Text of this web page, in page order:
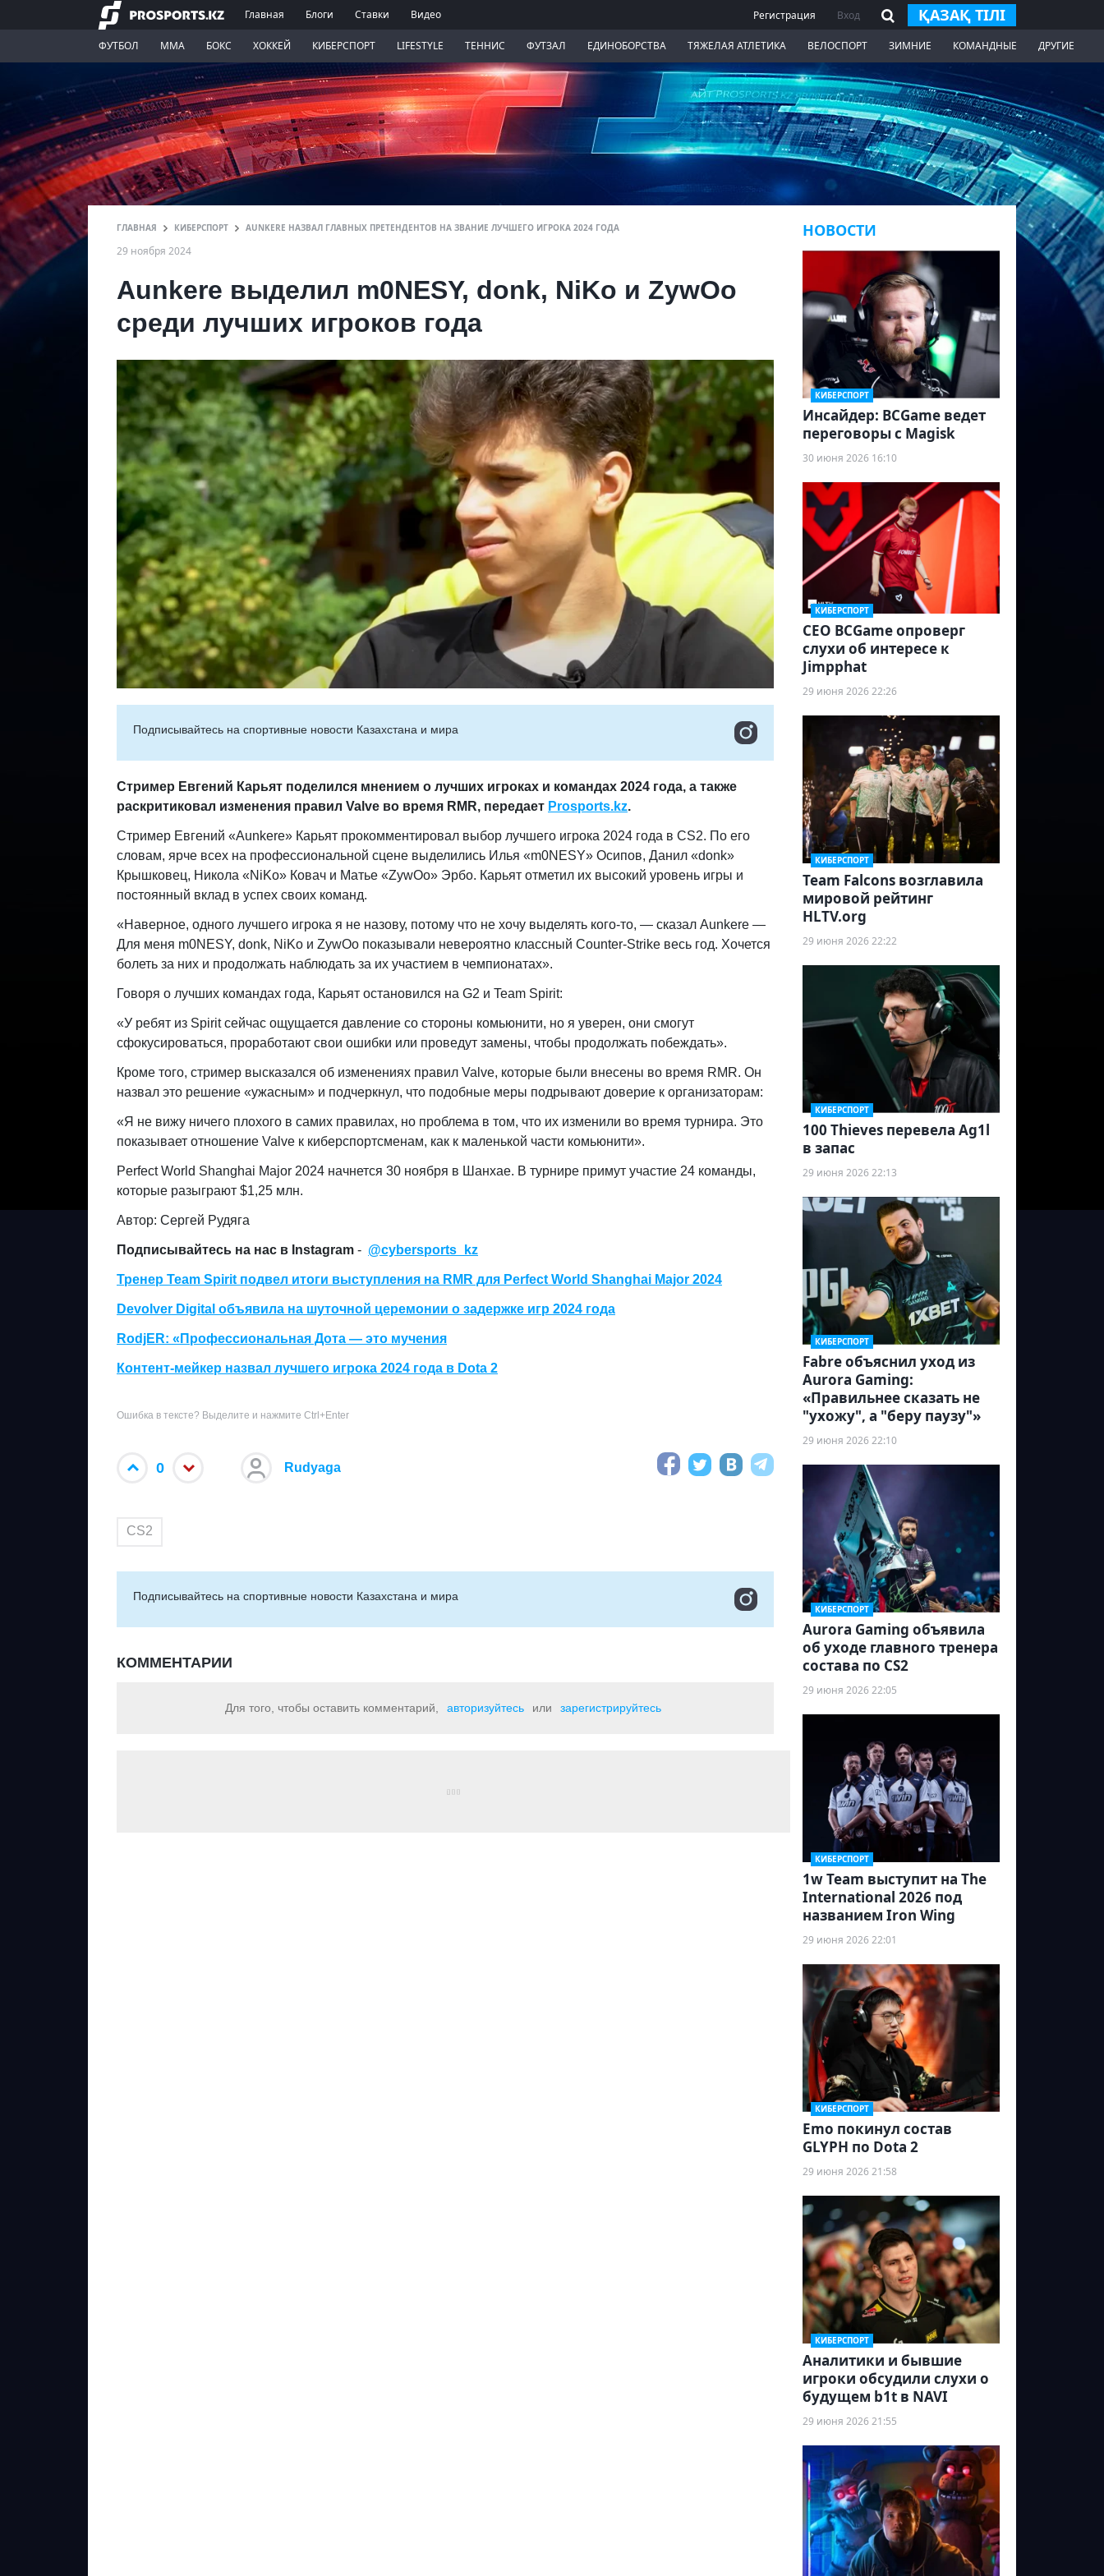
Главная Блоги Ставки Видео Регистрация Вход ҚАЗАҚ ТІЛІ
ФУТБОЛ ММА БОКС ХОККЕЙ КИБЕРСПОРТ LIFESTYLE ТЕННИС ФУТЗАЛ ЕДИНОБОРСТВА ТЯЖЕЛАЯ АТЛЕТИКА ВЕЛОСПОРТ ЗИМНИЕ КОМАНДНЫЕ ДРУГИЕ
ГЛАВНАЯ КИБЕРСПОРТ AUNKERE НАЗВАЛ ГЛАВНЫХ ПРЕТЕНДЕНТОВ НА ЗВАНИЕ ЛУЧШЕГО ИГРОКА 2024 ГОДА
29 ноября 2024
Aunkere выделил m0NESY, donk, NiKo и ZywOo
среди лучших игроков года
Подписывайтесь на cпортивные новости Казахстана и мира
Стример Евгений Карьят поделился мнением о лучших игроках и командах 2024 года, а также
раскритиковал изменения правил Valve во время RMR, передает Prosports.kz.
Стример Евгений «Aunkere» Карьят прокомментировал выбор лучшего игрока 2024 года в CS2. По его
словам, ярче всех на профессиональной сцене выделились Илья «m0NESY» Осипов, Данил «donk»
Крышковец, Никола «NiKo» Ковач и Матье «ZywOo» Эрбо. Карьят отметил их высокий уровень игры и
постоянный вклад в успех своих команд.
«Наверное, одного лучшего игрока я не назову, потому что не хочу выделять кого-то, — сказал Aunkere —
Для меня m0NESY, donk, NiKo и ZywOo показывали невероятно классный Counter-Strike весь год. Хочется
болеть за них и продолжать наблюдать за их участием в чемпионатах».
Говоря о лучших командах года, Карьят остановился на G2 и Team Spirit:
«У ребят из Spirit сейчас ощущается давление со стороны комьюнити, но я уверен, они смогут
сфокусироваться, проработают свои ошибки или проведут замены, чтобы продолжать побеждать».
Кроме того, стример высказался об изменениях правил Valve, которые были внесены во время RMR. Он
назвал это решение «ужасным» и подчеркнул, что подобные меры подрывают доверие к организаторам:
«Я не вижу ничего плохого в самих правилах, но проблема в том, что их изменили во время турнира. Это
показывает отношение Valve к киберспортсменам, как к маленькой части комьюнити».
Perfect World Shanghai Major 2024 начнется 30 ноября в Шанхае. В турнире примут участие 24 команды,
которые разыграют $1,25 млн.
Автор: Сергей Рудяга
Подписывайтесь на нас в Instagram - @cybersports_kz
Тренер Team Spirit подвел итоги выступления на RMR для Perfect World Shanghai Major 2024
Devolver Digital объявила на шуточной церемонии о задержке игр 2024 года
RodjER: «Профессиональная Дота — это мучения
Контент-мейкер назвал лучшего игрока 2024 года в Dota 2
Ошибка в тексте? Выделите и нажмите Ctrl+Enter
0 Rudyaga
CS2
Подписывайтесь на cпортивные новости Казахстана и мира
КОММЕНТАРИИ
Для того, чтобы оставить комментарий, авторизуйтесь или зарегистрируйтесь
НОВОСТИ
КИБЕРСПОРТ
Инсайдер: BCGame ведет
переговоры с Magisk
30 июня 2026 16:10
КИБЕРСПОРТ
CEO BCGame опроверг
слухи об интересе к
Jimpphat
29 июня 2026 22:26
КИБЕРСПОРТ
Team Falcons возглавила
мировой рейтинг
HLTV.org
29 июня 2026 22:22
КИБЕРСПОРТ
100 Thieves перевела Ag1l
в запас
29 июня 2026 22:13
КИБЕРСПОРТ
Fabre объяснил уход из
Aurora Gaming:
«Правильнее сказать не
"ухожу", а "беру паузу"»
29 июня 2026 22:10
КИБЕРСПОРТ
Aurora Gaming объявила
об уходе главного тренера
состава по CS2
29 июня 2026 22:05
КИБЕРСПОРТ
1w Team выступит на The
International 2026 под
названием Iron Wing
29 июня 2026 22:01
КИБЕРСПОРТ
Emo покинул состав
GLYPH по Dota 2
29 июня 2026 21:58
КИБЕРСПОРТ
Аналитики и бывшие
игроки обсудили слухи о
будущем b1t в NAVI
29 июня 2026 21:55